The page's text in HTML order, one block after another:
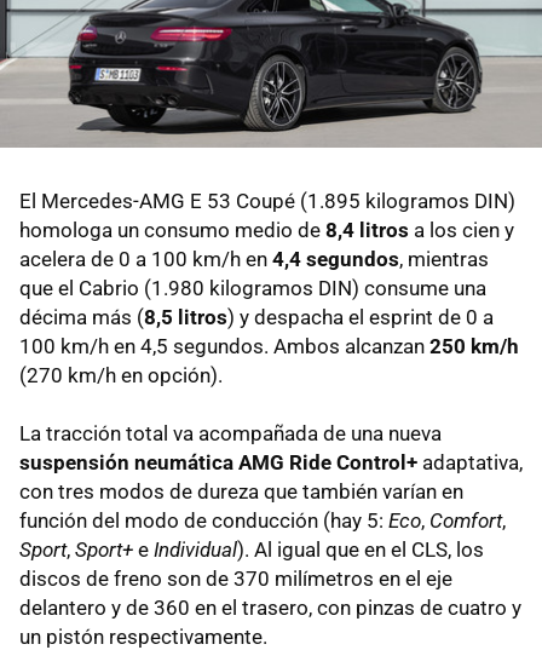
El Mercedes-AMG E 53 Coupé (1.895 kilogramos DIN)
homologa un consumo medio de 8,4 litros a los cien y
acelera de 0 a 100 km/h en 4,4 segundos, mientras
que el Cabrio (1.980 kilogramos DIN) consume una
décima más (8,5 litros) y despacha el esprint de 0 a
100 km/h en 4,5 segundos. Ambos alcanzan 250 km/h
(270 km/h en opción).
La tracción total va acompañada de una nueva
suspensión neumática AMG Ride Control+ adaptativa,
con tres modos de dureza que también varían en
función del modo de conducción (hay 5: Eco, Comfort,
Sport, Sport+ e Individual). Al igual que en el CLS, los
discos de freno son de 370 milímetros en el eje
delantero y de 360 en el trasero, con pinzas de cuatro y
un pistón respectivamente.